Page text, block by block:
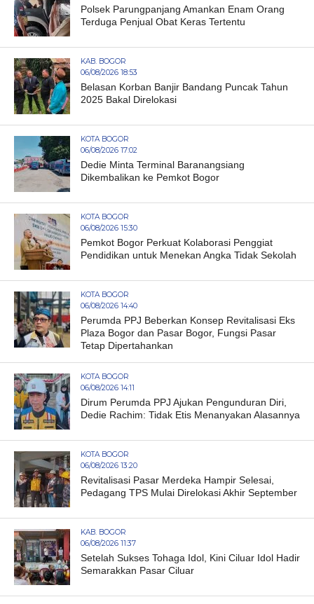
Polsek Parungpanjang Amankan Enam Orang
Terduga Penjual Obat Keras Tertentu
KAB. BOGOR
06/08/2026 18:53
Belasan Korban Banjir Bandang Puncak Tahun
2025 Bakal Direlokasi
KOTA BOGOR
06/08/2026 17:02
Dedie Minta Terminal Baranangsiang
Dikembalikan ke Pemkot Bogor
KOTA BOGOR
06/08/2026 15:30
Pemkot Bogor Perkuat Kolaborasi Penggiat
Pendidikan untuk Menekan Angka Tidak Sekolah
KOTA BOGOR
06/08/2026 14:40
Perumda PPJ Beberkan Konsep Revitalisasi Eks
Plaza Bogor dan Pasar Bogor, Fungsi Pasar
Tetap Dipertahankan
KOTA BOGOR
06/08/2026 14:11
Dirum Perumda PPJ Ajukan Pengunduran Diri,
Dedie Rachim: Tidak Etis Menanyakan Alasannya
KOTA BOGOR
06/08/2026 13:20
Revitalisasi Pasar Merdeka Hampir Selesai,
Pedagang TPS Mulai Direlokasi Akhir September
KAB. BOGOR
06/08/2026 11:37
Setelah Sukses Tohaga Idol, Kini Ciluar Idol Hadir
Semarakkan Pasar Ciluar